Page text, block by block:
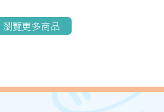
瀏覽更多商品